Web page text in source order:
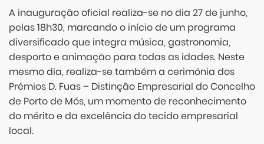
A inauguração oficial realiza-se no dia 27 de junho,
pelas 18h30, marcando o início de um programa
diversificado que integra música, gastronomia,
desporto e animação para todas as idades. Neste
mesmo dia, realiza-se também a cerimónia dos
Prémios D. Fuas – Distinção Empresarial do Concelho
de Porto de Mós, um momento de reconhecimento
do mérito e da excelência do tecido empresarial
local.